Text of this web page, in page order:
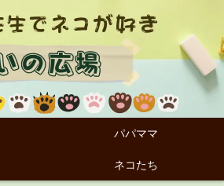
パパママ
ネコたち